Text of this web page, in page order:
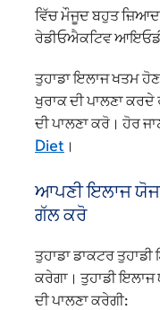
ਵਿੱਚ ਮੌਜੂਦ ਬਹੁਤ
ਰੇਡੀਓਐਕਟਿਵ
ਤੁਹਾਡਾ ਇਲਾਜ ਖਤਮ
ਖੁਰਾਕ ਦੀ ਪਾਲਣਾ
ਦੀ ਪਾਲਣਾ ਕਰੋ। ਹੋਰ
Diet ।
ਆਪਣੀ ਇਲਾਜ
ਗੱਲ ਕਰੋ
ਤੁਹਾਡਾ ਡਾਕਟਰ
ਕਰੇਗਾ। ਤੁਹਾਡੀ ਇਲਾਜ
ਦੀ ਪਾਲਣਾ ਕਰੇਗੀ: